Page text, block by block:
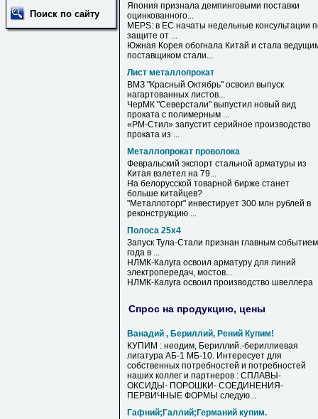
Поиск по сайту
Япония признала демпинговыми поставки
оцинкованного...
MEPS: в ЕС начаты недельные консультации
защите от ...
Южная Корея обогнала Китай и стала
поставщиком стали...
Лист металлопрокат
ВМЗ "Красный Октябрь" освоил выпуск
нагартованных листов...
ЧерМК "Северстали" выпустил новый вид
проката с полимерным ...
«РМ-Стил» запустит серийное производство
проката из ...
Металлопрокат проволока
Февральский экспорт стальной арматуры из
Китая взлетел на 79...
На белорусской товарной бирже станет
больше китайцев?
"Металлоторг" инвестирует 300 млн рублей в
реконструкцию ...
Полоса 25х4
Запуск Тула-Стали признан главным событием
года в ...
НЛМК-Калуга освоил арматуру для линий
электропередач, мостов...
НЛМК-Калуга освоил производство швеллера
Спрос на продукцию, цены
Ванадий , Бериллий, Рений Купим!
КУПИМ : неодим, Бериллий.-бериллиевая
лигатура АБ-1 МБ-10. Интересует для
собственных потребностей и потребностей
наших коллег и партнеров : СПЛАВЫ-
ОКСИДЫ- ПОРОШКИ- СОЕДИНЕНИЯ-
ПЕРВИЧНЫЕ ФОРМЫ следую...
Гафний;Галлий;Германий купим.